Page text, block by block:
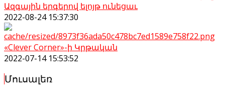
Ազգային երգերով ելոյթ ունեցաւ
2022-08-24 15:37:30
«Clever Corner»-ի Կրթական
2022-07-14 15:53:52
Մուսալեռ